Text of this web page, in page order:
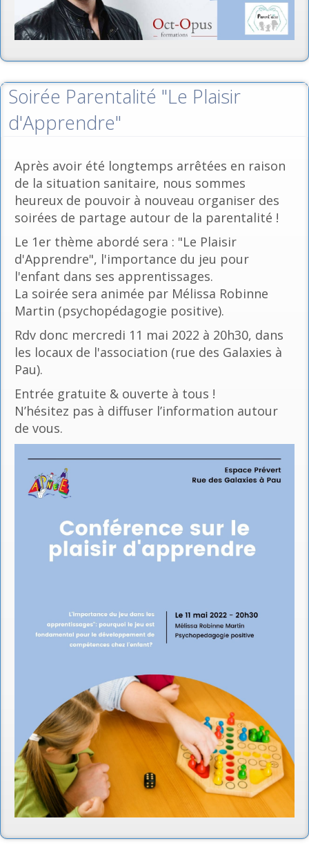
Soirée Parentalité "Le Plaisir
d'Apprendre"
Après avoir été longtemps arrêtées en raison
de la situation sanitaire, nous sommes
heureux de pouvoir à nouveau organiser des
soirées de partage autour de la parentalité !
Le 1er thème abordé sera : "Le Plaisir
d'Apprendre", l'importance du jeu pour
l'enfant dans ses apprentissages.
La soirée sera animée par Mélissa Robinne
Martin (psychopédagogie positive).
Rdv donc mercredi 11 mai 2022 à 20h30, dans
les locaux de l'association (rue des Galaxies à
Pau).
Entrée gratuite & ouverte à tous !
N’hésitez pas à diffuser l’information autour
de vous.